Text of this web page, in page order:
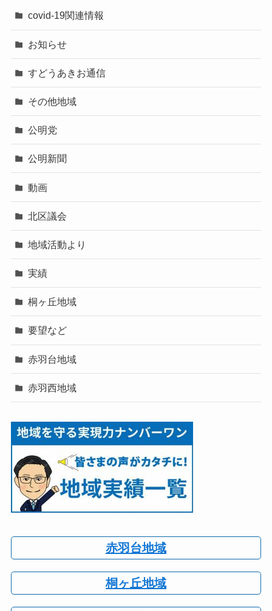
covid-19関連情報
お知らせ
すどうあきお通信
その他地域
公明党
公明新聞
動画
北区議会
地域活動より
実績
桐ヶ丘地域
要望など
赤羽台地域
赤羽西地域
赤羽台地域
桐ヶ丘地域